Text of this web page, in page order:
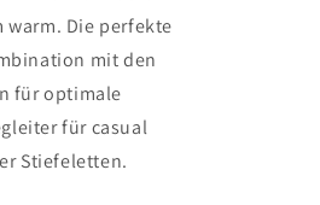
warm. Die perfekte
mit den
für optimale
für casual
Stiefeletten.